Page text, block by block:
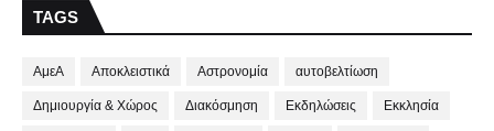
TAGS
ΑμεΑ Αποκλειστικά Αστρονομία αυτοβελτίωση
Δημιουργία & Χώρος Διακόσμηση Εκδηλώσεις Εκκλησία